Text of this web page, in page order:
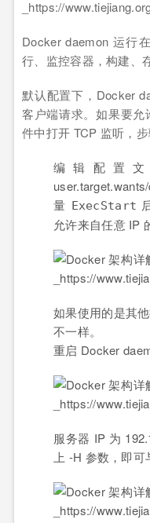
Docker daemon 运行
行、监控容器，构建、
默认配置下，Docker
客户端请求。如果要
件中打开 TCP 监听，步
编辑配置文
量 ExecStart
允许来自任意 IP
如果使用的是其
不一样。
重启 Docker
服务器 IP 为
上 -H 参数，即可